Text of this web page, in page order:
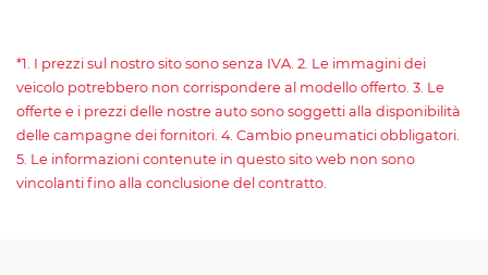
*1. I prezzi sul nostro sito sono senza IVA. 2. Le immagini dei
veicolo potrebbero non corrispondere al modello offerto. 3. Le
offerte e i prezzi delle nostre auto sono soggetti alla disponibilità
delle campagne dei fornitori. 4. Cambio pneumatici obbligatori.
5. Le informazioni contenute in questo sito web non sono
vincolanti fino alla conclusione del contratto.